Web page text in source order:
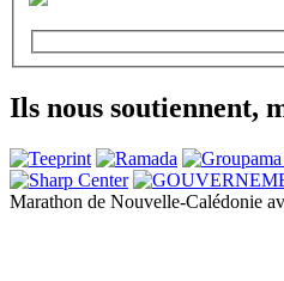
Ils nous soutiennent,
Marathon de Nouvelle-Calédonie